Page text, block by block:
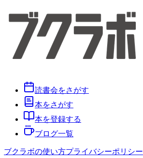
読書会をさがす
本をさがす
本を登録する
ブログ一覧
ブクラボの使い方プライバシーポリシー